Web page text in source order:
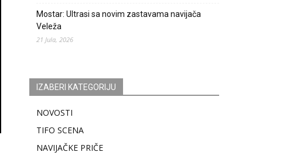
Mostar: Ultrasi sa novim zastavama navijača
Veleža
21 Jula, 2026
IZABERI KATEGORIJU
NOVOSTI
TIFO SCENA
NAVIJAČKE PRIČE